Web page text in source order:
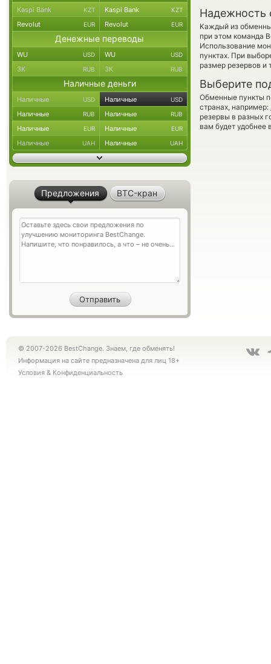
Надежность
Каждый из
при этом команда
Использование
пунктах. При
размер резервов и
Выберите
Обменные пункты
странах, например:
резервы в разных
вам будет удобнее
Kaspi Bank KZT Kaspi Bank KZT
Revolut EUR Revolut EUR
Денежные переводы
WU USD WU USD
ЗК RUB ЗК RUB
Наличные деньги
Наличные USD Наличные USD
Наличные RUB Наличные RUB
Наличные EUR Наличные EUR
Наличные UAH Наличные UAH
Предложения BTC-кран
© 2007-2026 BestChange. Знаем, где обменять!
Информация на сайте предназначена для лиц 18+
Условия & Конфиденциальность